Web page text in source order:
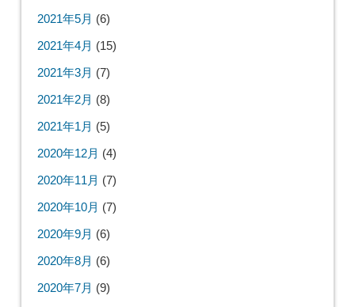
2021年5月 (6)
2021年4月 (15)
2021年3月 (7)
2021年2月 (8)
2021年1月 (5)
2020年12月 (4)
2020年11月 (7)
2020年10月 (7)
2020年9月 (6)
2020年8月 (6)
2020年7月 (9)